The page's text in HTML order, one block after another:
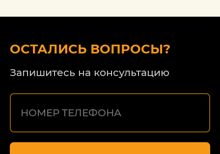
работу, надеюсь на дальнейшее
ОСТАЛИСЬ ВОПРОСЫ?
Запишитесь на консультацию